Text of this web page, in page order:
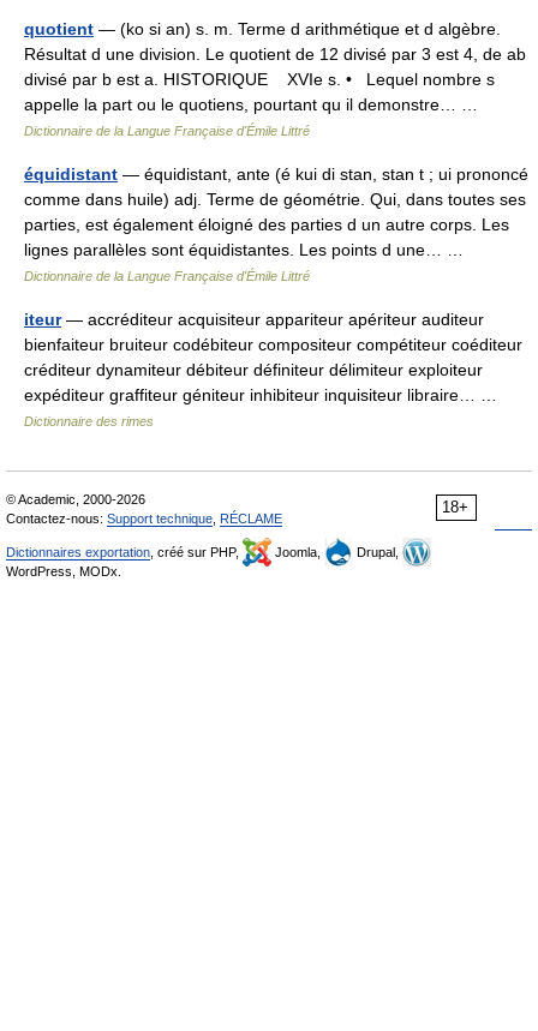
quotient — (ko si an) s. m. Terme d arithmétique et d algèbre.
Résultat d une division. Le quotient de 12 divisé par 3 est 4, de ab
divisé par b est a. HISTORIQUE XVIe s. • Lequel nombre s
appelle la part ou le quotiens, pourtant qu il demonstre… …
Dictionnaire de la Langue Française d'Émile Littré
équidistant — équidistant, ante (é kui di stan, stan t ; ui prononcé
comme dans huile) adj. Terme de géométrie. Qui, dans toutes ses
parties, est également éloigné des parties d un autre corps. Les
lignes parallèles sont équidistantes. Les points d une… …
Dictionnaire de la Langue Française d'Émile Littré
iteur— accréditeur acquisiteur appariteur apériteur auditeur
bienfaiteur bruiteur codébiteur compositeur compétiteur coéditeur
créditeur dynamiteur débiteur définiteur délimiteur exploiteur
expéditeur graffiteur géniteur inhibiteur inquisiteur libraire… …
Dictionnaire des rimes
18+
© Academic, 2000-2026
Contactez-nous: Support technique RÉCLAME
Dictionnaires exportation , créé sur PHP, Joomla,
Drupal,
WordPress, MODx.